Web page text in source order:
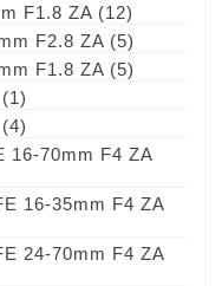
F1.8 ZA (12)
F2.8 ZA (5)
F1.8 ZA (5)
(1)
(4)
16-70mm F4 ZA
16-35mm F4 ZA
24-70mm F4 ZA